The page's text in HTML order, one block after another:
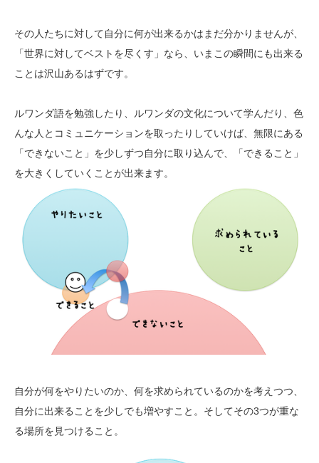
その人たちに対して自分に何が出来るかはまだ分かりませんが、
「世界に対してベストを尽くす」なら、いまこの瞬間にも出来る
ことは沢山あるはずです。
ルワンダ語を勉強したり、ルワンダの文化について学んだり、色
んな人とコミュニケーションを取ったりしていけば、無限にある
「できないこと」を少しずつ自分に取り込んで、「できること」
を大きくしていくことが出来ます。
自分が何をやりたいのか、何を求められているのかを考えつつ、
自分に出来ることを少しでも増やすこと。そしてその3つが重な
る場所を見つけること。